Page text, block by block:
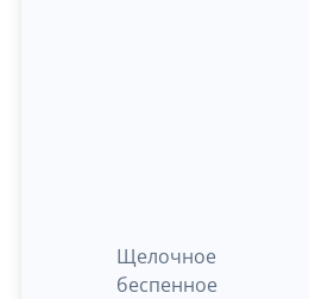
Щелочное
беспенное